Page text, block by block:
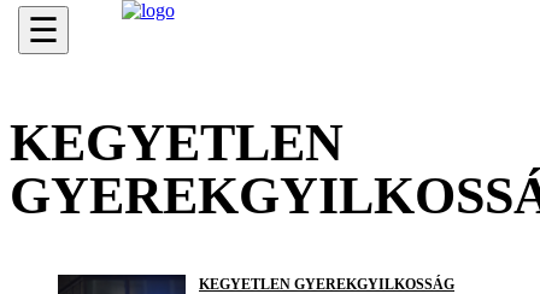
☰
KEGYETLEN
KEGYETLEN GYEREKGYILKOSSÁG